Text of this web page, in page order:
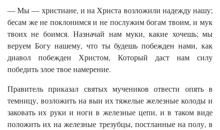
— Мы — христиане, и на Христа возложили надежду нашу;
бесам же не поклонимся и не послужим богам твоим, и мук
твоих не боимся. Назначай нам муки, какие хочешь; мы
веруем Богу нашему, что ты будешь побежден нами, как
диавол побежден Христом, Который даст нам силу
победить злое твое намерение.
Правитель приказал святых мучеников отвести опять в
темницу, возложить на выи их тяжелые железные колоды и
заковать их руки и ноги в железные цепи, и в таком виде
положить их на железные трезубцы, постланные на полу, в